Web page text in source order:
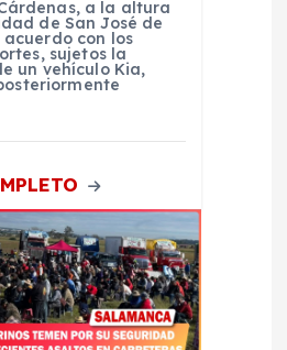
a la altura
de San José de
acuerdo con los
sujetos la
un vehículo Kia,